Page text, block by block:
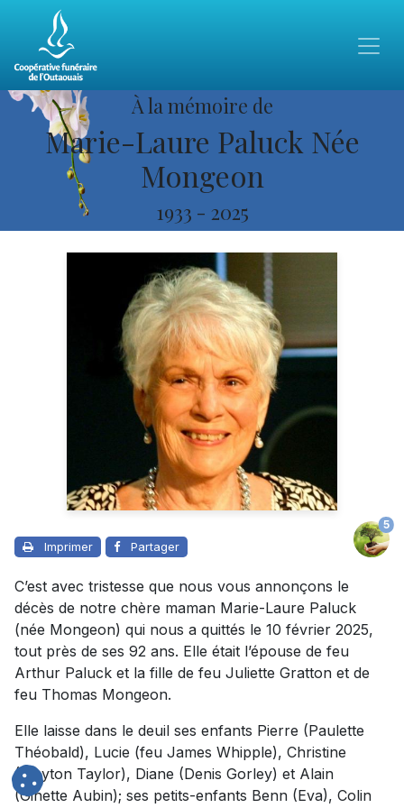
À la mémoire de
Marie-Laure Paluck Née
Mongeon
1933 - 2025
Imprimer Partager
5
C’est avec tristesse que nous vous annonçons le
décès de notre chère maman Marie-Laure Paluck
(née Mongeon) qui nous a quittés le 10 février 2025,
tout près de ses 92 ans. Elle était l’épouse de feu
Arthur Paluck et la fille de feu Juliette Gratton et de
feu Thomas Mongeon.
Elle laisse dans le deuil ses enfants Pierre (Paulette
Théobald), Lucie (feu James Whipple), Christine
(Clayton Taylor), Diane (Denis Gorley) et Alain
(Ginette Aubin); ses petits-enfants Benn (Eva), Colin